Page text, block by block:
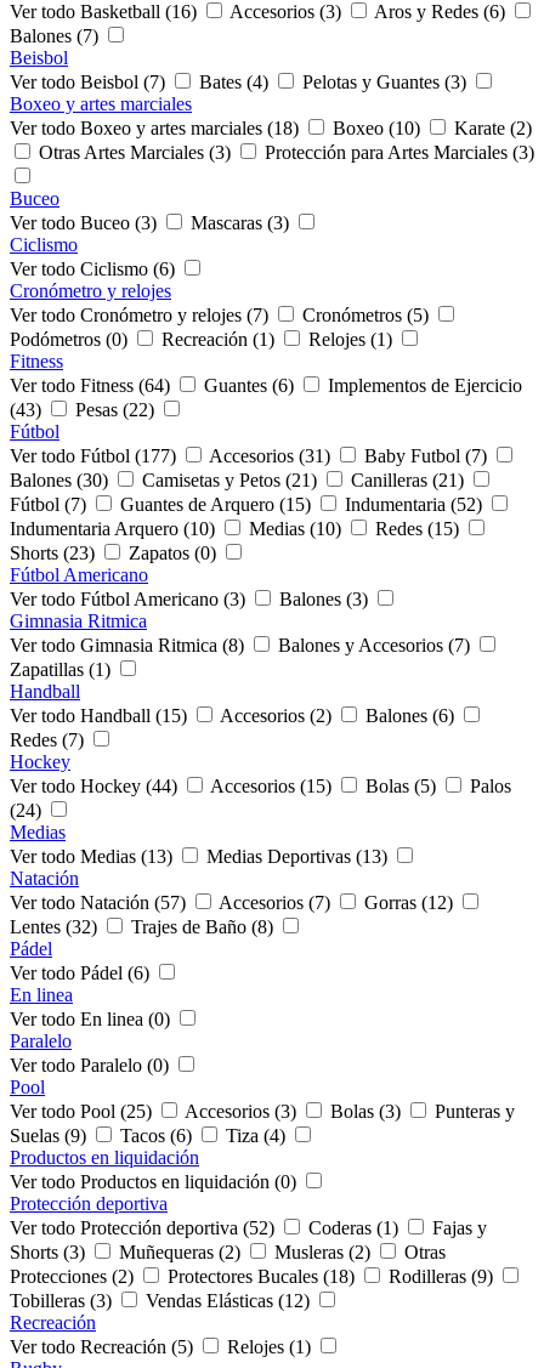
Ver todo Basketball (16)
Accesorios (3)
Aros y Redes (6)
Balones (7)
Beisbol
Ver todo Beisbol (7)
Bates (4)
Pelotas y Guantes (3)
Boxeo y artes marciales
Ver todo Boxeo y artes marciales (18)
Boxeo (10)
Karate (2)
Otras Artes Marciales (3)
Protección para Artes Marciales (3)
Buceo
Ver todo Buceo (3)
Mascaras (3)
Ciclismo
Ver todo Ciclismo (6)
Cronómetro y relojes
Ver todo Cronómetro y relojes (7)
Cronómetros (5)
Podómetros (0)
Recreación (1)
Relojes (1)
Fitness
Ver todo Fitness (64)
Guantes (6)
Implementos de Ejercicio
(43)
Pesas (22)
Fútbol
Ver todo Fútbol (177)
Accesorios (31)
Baby Futbol (7)
Balones (30)
Camisetas y Petos (21)
Canilleras (21)
Fútbol (7)
Guantes de Arquero (15)
Indumentaria (52)
Indumentaria Arquero (10)
Medias (10)
Redes (15)
Shorts (23)
Zapatos (0)
Fútbol Americano
Ver todo Fútbol Americano (3)
Balones (3)
Gimnasia Ritmica
Ver todo Gimnasia Ritmica (8)
Balones y Accesorios (7)
Zapatillas (1)
Handball
Ver todo Handball (15)
Accesorios (2)
Balones (6)
Redes (7)
Hockey
Ver todo Hockey (44)
Accesorios (15) Bolas (5)
Palos
(24)
Medias
Ver todo Medias (13)
Medias Deportivas (13)
Natación
Ver todo Natación (57)
Accesorios (7)
Gorras (12)
Lentes (32)
Trajes de Baño (8)
Pádel
Ver todo Pádel (6)
En linea
Ver todo En linea (0)
Paralelo
Ver todo Paralelo (0)
Pool
Ver todo Pool (25)
Accesorios (3) Bolas (3)
Punteras y
Suelas (9)
Tacos (6)
Tiza (4)
Productos en liquidación
Ver todo Productos en liquidación (0)
Protección deportiva
Ver todo Protección deportiva (52)
Coderas (1)
Fajas y
Shorts (3)
Muñequeras (2) Musleras (2)
Otras
Protecciones (2)
Protectores Bucales (18)
Rodilleras (9)
Tobilleras (3)
Vendas Elásticas (12)
Recreación
Ver todo Recreación (5)
Relojes (1)